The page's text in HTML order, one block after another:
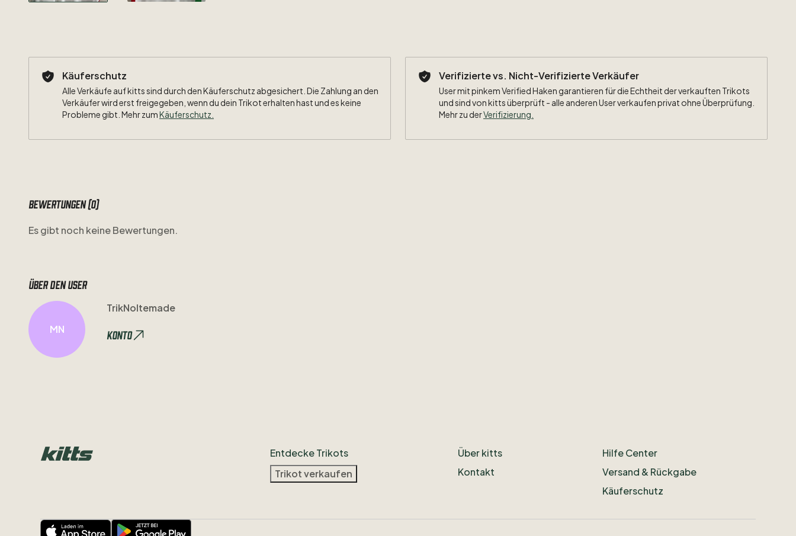
Käuferschutz
Alle Verkäufe auf kitts sind durch den Käuferschutz abgesichert. Die Zahlung an den
Verkäufer wird erst freigegeben, wenn du dein Trikot erhalten hast und es keine
Probleme gibt. Mehr zumKäuferschutz
Verifizierte vs. Nicht-Verifizierte Verkäufer
User mit pinkem Verified Haken garantieren für die Echtheit der verkauften Trikots
und sind von kitts überprüft - alle anderen User verkaufen privat ohne Überprüfung.
Mehr zu derVerifizierung.
Bewertungen (0)
Es gibt noch keine Bewertungen.
Über den user
MN
TrikNoltemade
Konto
Entdecke Trikots
Trikot verkaufen
Über kitts
Kontakt
Hilfe Center
Versand & Rückgabe
Käuferschutz